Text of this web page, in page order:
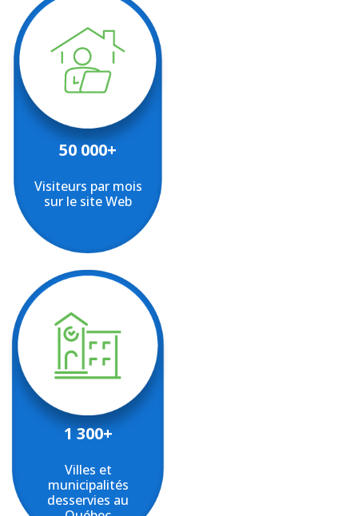
50 000+
Visiteurs par mois
sur le site Web
1 300+
Villes et
municipalités
desservies au